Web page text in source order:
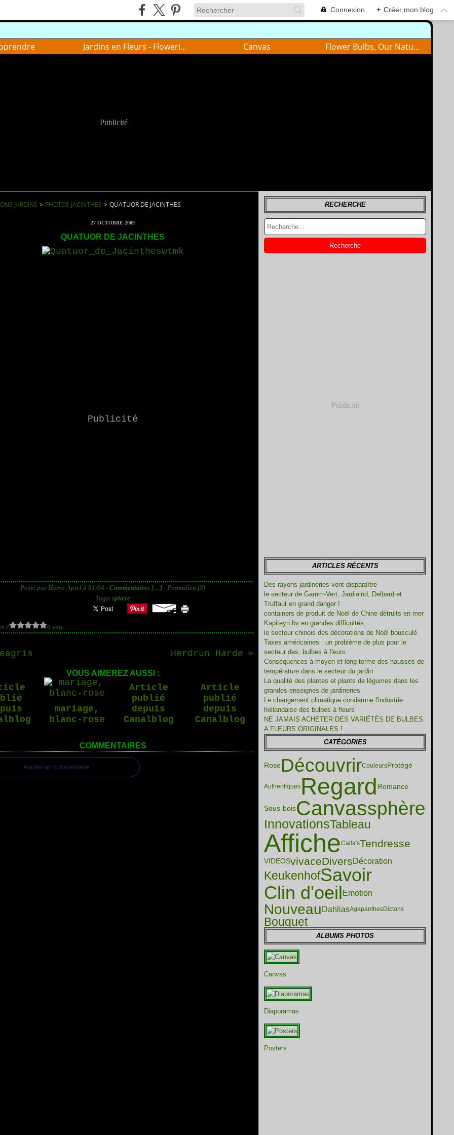
Connexion + Créer mon blog
Jardins en Fleurs - Flowering gardens Canvas Flower Bulbs, Our Nature
Publicité
JARDINS > PHOTOS JACINTHES > QUATUOR DE JACINTHES
27 OCTOBRE 2009
QUATUOR DE JACINTHES
Publicité
Posté par Herve Aptel à 01:04 -Commentaires […] - Permalien [#]
Tags:sphère
? 0 vote
Herdrun Harde
VOUS AIMEREZ AUSSI :
mariage,
blanc-rose
Article
publié
depuis
Canalblog
Article
publié
depuis
Canalblog
COMMENTAIRES
Ajouter un commentaire
RECHERCHE
Publicité
ARTICLES RÉCENTS
Des rayons jardineries vont disparaître
le secteur de Gamm-Vert, Jardialnd, Delbard et
Truffaut en grand danger !
containers de produit de Noël de Chine détruits en mer
Kapiteyn bv en grandes difficultés
le secteur chinois des décorations de Noël bousculé
Taxes américaines : un problème de plus pour le
secteur des. bulbes à fleurs
Conséquences à moyen et long terme des hausses de
température dans le secteur du jardin
La qualité des plantes et plants de légumes dans les
grandes enseignes de jardineries
Le changement climatique condamne l'industrie
hollandaise des bulbes à fleurs
NE JAMAIS ACHETER DES VARIÉTÉS DE BULBES
A FLEURS ORIGINALES !
CATÉGORIES
Rose DécouvrirCouleursProtégé
Authentiques Regard Romance
Sous-boisCanvassphère
InnovationsTableau
AfficheCalla'sTendresse
VIDEOSvivaceDiversDécoration
KeukenhofSavoir
Clin d'oeil
Emotion
Nouveau DahliasAgapanthesDictons
Bouquet
ALBUMS PHOTOS
Canvas
Diaporamas
Posters